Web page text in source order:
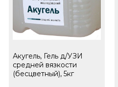
Акугель, Гель д/УЗИ
средней вязкости
(бесцветный), 5кг